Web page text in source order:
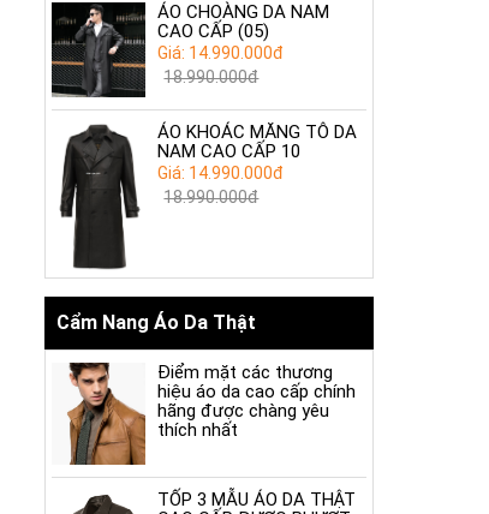
ÁO CHOÀNG DA NAM
CAO CẤP (05)
Giá: 14.990.000đ
18.990.000đ
ÁO KHOÁC MĂNG TÔ DA
NAM CAO CẤP 10
Giá: 14.990.000đ
18.990.000đ
Cẩm Nang Áo Da Thật
Điểm mặt các thương
hiệu áo da cao cấp chính
hãng được chàng yêu
thích nhất
TỐP 3 MẪU ÁO DA THẬT